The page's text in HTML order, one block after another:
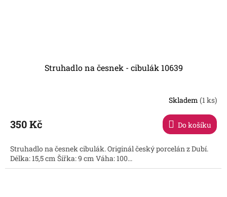
Struhadlo na česnek - cibulák 10639
Skladem (1 ks)
350 Kč Do košíku
Struhadlo na česnek cibulák. Originál český porcelán z Dubí.
Délka: 15,5 cm Šířka: 9 cm Váha: 100...